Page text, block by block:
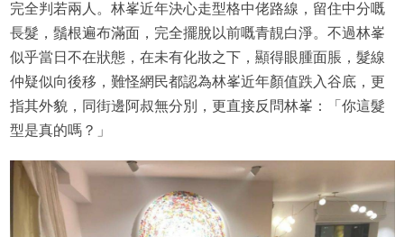
完全判若兩人。林峯近年決心走型格中佬路線，留住中分嘅
長髮，鬚根遍布滿面，完全擺脫以前嘅青靚白淨。不過林峯
似乎當日不在狀態，在未有化妝之下，顯得眼腫面脹，髮線
仲疑似向後移，難怪網民都認為林峯近年顏值跌入谷底，更
指其外貌，同街邊阿叔無分別，更直接反問林峯：「你這髮
型是真的嗎？」